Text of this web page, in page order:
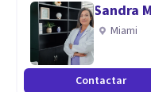
Sandra
Miami
Contactar